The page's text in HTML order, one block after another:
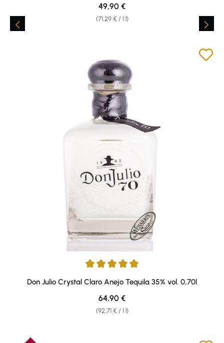
(71,29 € / 1 l)
Regular price:
49,90 €
Average rating of 5 out of 5 stars
Don Julio Crystal Claro Anejo Tequila 35% vol. 0,70l
(92,71 € / 1 l)
Regular price:
64,90 €